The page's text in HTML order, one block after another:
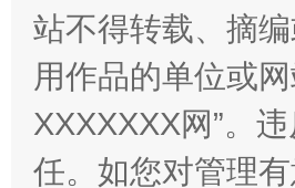
国家大学科技园优化重塑工作
站不得转载、摘
用作品的单位或
XXXXXXX网”。
任。如您对管理